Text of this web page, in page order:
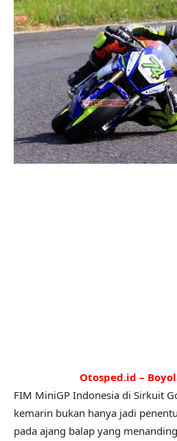
Otosped.id –
FIM MiniGP Indonesia di Sirkuit
kemarin bukan hanya jadi
pada ajang balap yang